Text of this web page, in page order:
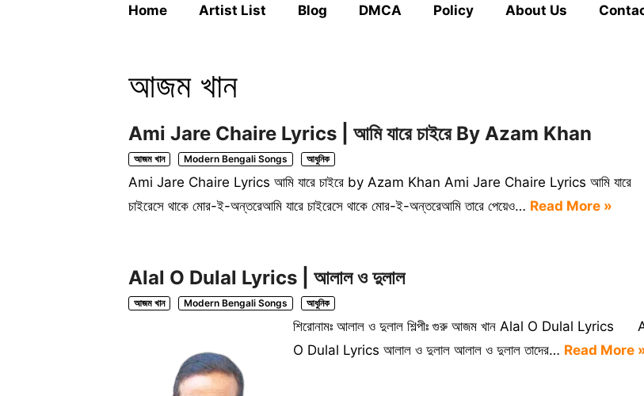
Home Artist List Blog DMCA Policy About Us
আজম খান
Ami Jare Chaire Lyrics | আমি যারে চাইরে By Azam Khan
আজম খান Modern Bengali Songs আধুনিক
Ami Jare Chaire Lyrics আমি যারে চাইরে by Azam Khan Ami Jare Chaire Lyrics আমি যারে
চাইরেসে থাকে মোর-ই-অন্তরেআমি যারে চাইরেসে থাকে মোর-ই-অন্তরেআমি তারে পেয়েও… Read More »
Alal O Dulal Lyrics | আলাল ও দুলাল
আজম খান Modern Bengali Songs আধুনিক
শিরোনামঃ আলাল ও দুলাল শিল্পীঃ গুরু আজম খান Alal O Dulal Lyrics
O Dulal Lyrics আলাল ও দুলাল আলাল ও দুলাল তাদের… Read More